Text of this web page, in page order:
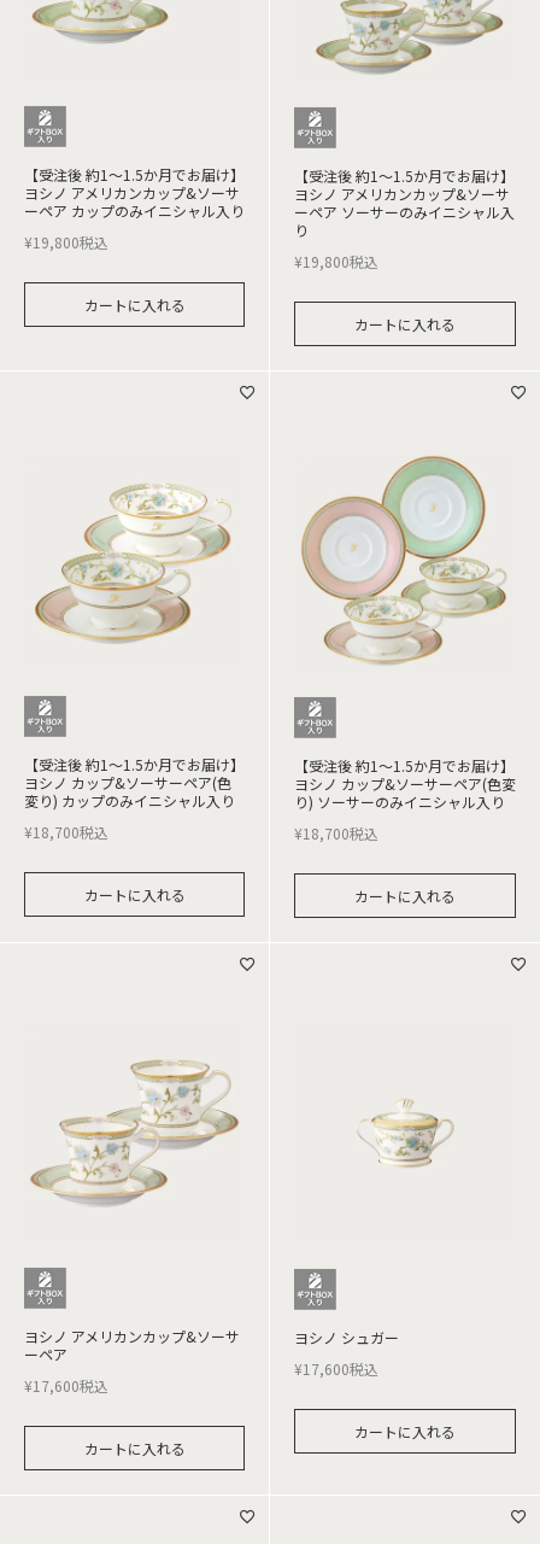
【受注後 約1～1.5か月でお届け】
ヨシノ アメリカンカップ&ソーサ
ーペア カップのみイニシャル入り
¥19,800税込
カートに入れる
【受注後 約1～1.5か月でお届け】
ヨシノ アメリカンカップ&ソーサ
ーペア ソーサーのみイニシャル入
り
¥19,800税込
カートに入れる
【受注後 約1～1.5か月でお届け】
ヨシノ カップ&ソーサーペア(色
変り) カップのみイニシャル入り
¥18,700税込
カートに入れる
【受注後 約1～1.5か月でお届け】
ヨシノ カップ&ソーサーペア(色変
り) ソーサーのみイニシャル入り
¥18,700税込
カートに入れる
ヨシノ アメリカンカップ&ソーサ
ーペア
¥17,600税込
カートに入れる
ヨシノ シュガー
¥17,600税込
カートに入れる